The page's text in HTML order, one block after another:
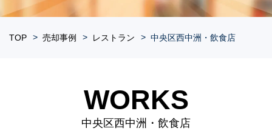
TOP 売却事例 レストラン 中央区西中洲・飲食店
WORKS
中央区西中洲・飲食店